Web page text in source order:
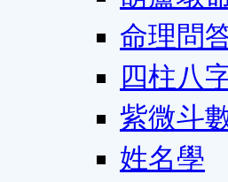
命理問
四柱八
紫微斗
姓名學